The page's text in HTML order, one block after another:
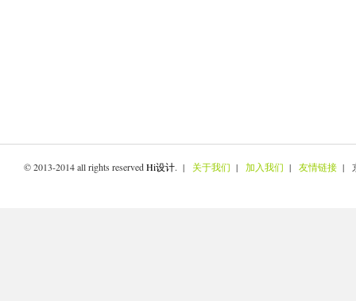
© 2013-2014 all rights reservedHi设计. | 关于我们 | 加入我们 | 友情链接 |